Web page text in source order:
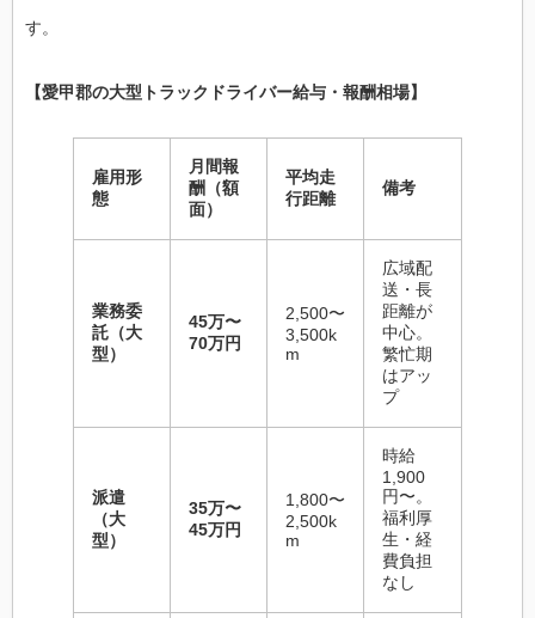
す。
【愛甲郡の大型トラックドライバー給与・報酬相場】
雇用形
態
月間報
酬（額
面）
平均走
行距離
備考
業務委
託（大
型）
45万〜
70万円
2,500〜
3,500k
m
広域配
送・長
距離が
中心。
繁忙期
はアッ
プ
派遣
（大
型）
35万〜
45万円
1,800〜
2,500k
m
時給
1,900
円〜。
福利厚
生・経
費負担
なし